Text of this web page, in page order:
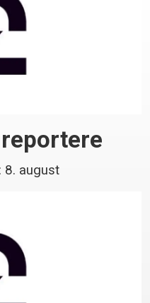
8. august